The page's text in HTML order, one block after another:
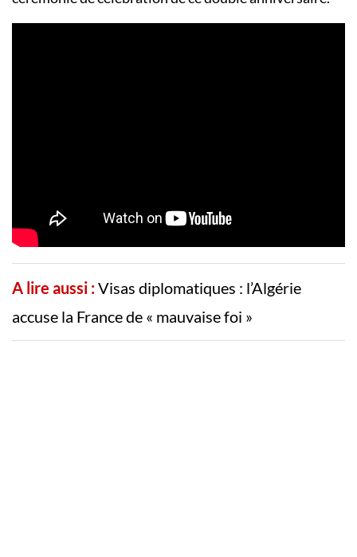
A lire aussi :Visas diplomatiques : l’Algérie
accuse la France de « mauvaise foi »